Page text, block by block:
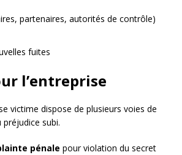
partenaires, autorités de contrôle)
fuites
l’entreprise
victime dispose de plusieurs voies de
subi.
pénale pour violation du secret